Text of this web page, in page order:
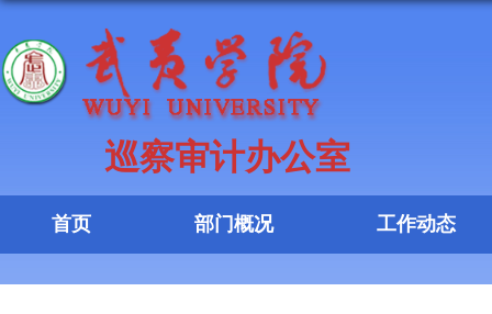
巡察审计办公室
首页 部门概况 工作动态